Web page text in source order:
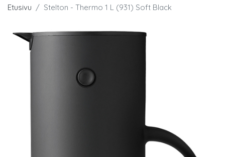
Etusivu Stelton - Thermo 1 L (931) Soft Black